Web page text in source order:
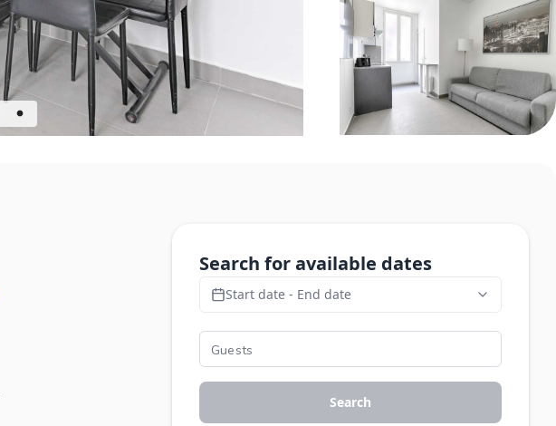
Search for available dates
Start date - End date
Search